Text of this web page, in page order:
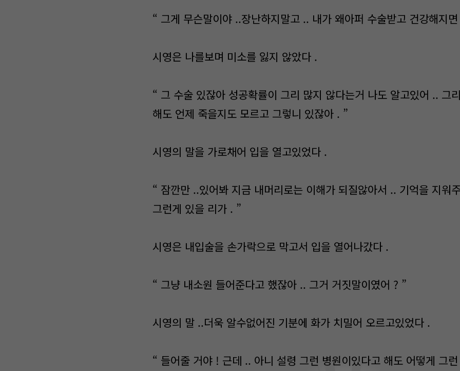
“ 그게 무슨말이야 ..장난하지말고 .. 내가 왜아퍼 수술받고 건강해지
시영은 나를보며 미소를 잃지 않았다 .
“ 그 수술 있잖아 성공확률이 그리 많지 않다는거 나도 알고있어 .. 그
해도 언제 죽을지도 모르고 그렇니 있잖아 . ”
시영의 말을 가로채어 입을 열고있었다 .
“ 잠깐만 ..있어봐 지금 내머리로는 이해가 되질않아서 .. 기억을 지워
그런게 있을 리가 . ”
시영은 내입술을 손가락으로 막고서 입을 열어나갔다 .
“ 그냥 내소원 들어준다고 했잖아 .. 그거 거짓말이였어 ? ”
시영의 말 ..더욱 알수없어진 기분에 화가 치밀어 오르고있었다 .
“ 들어줄 거야 ! 근데 .. 아니 설령 그런 병원이있다고 해도 어떻게 그